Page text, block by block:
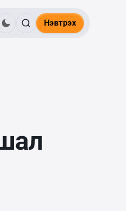
Нэвтрэх